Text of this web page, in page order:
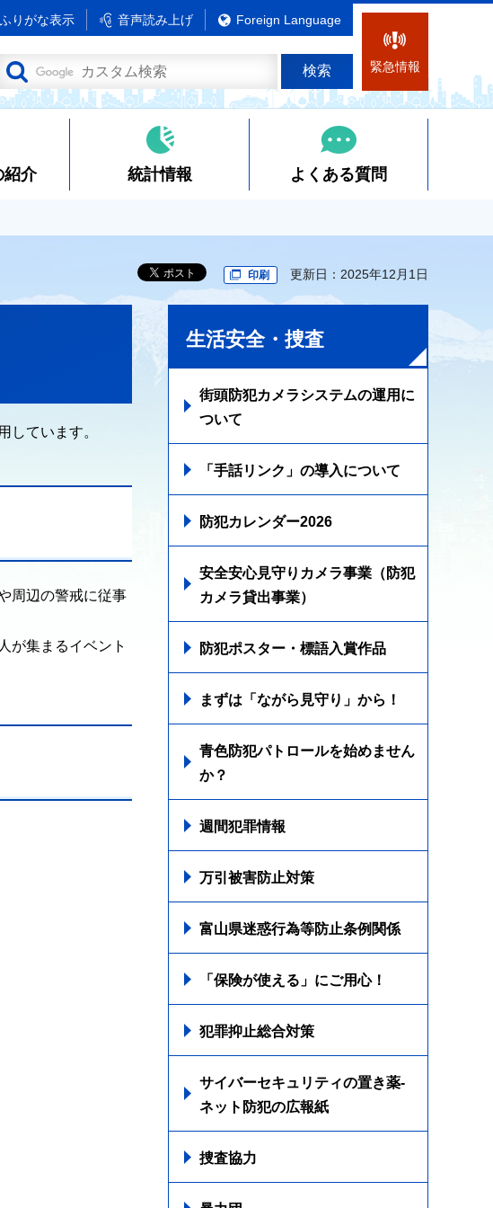
緊急情報
ふりがな表示 音声読み上げ Foreign Language
紹介 統計情報 よくある質問
印刷 更新日：2025年12月1日
しています。
周辺の警戒に従事
が集まるイベント
生活安全・捜査
街頭防犯カメラシステムの運用に
ついて
「手話リンク」の導入について
防犯カレンダー2026
安全安心見守りカメラ事業（防犯
カメラ貸出事業）
防犯ポスター・標語入賞作品
まずは「ながら見守り」から！
青色防犯パトロールを始めません
か？
週間犯罪情報
万引被害防止対策
富山県迷惑行為等防止条例関係
「保険が使える」にご用心！
犯罪抑止総合対策
サイバーセキュリティの置き薬-
ネット防犯の広報紙
捜査協力